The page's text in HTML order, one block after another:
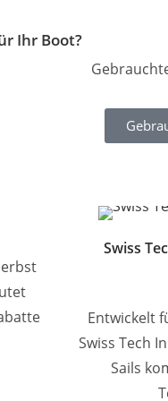
Ihr Boot?
Swiss
Entwickelt
Swiss Tech
Sails